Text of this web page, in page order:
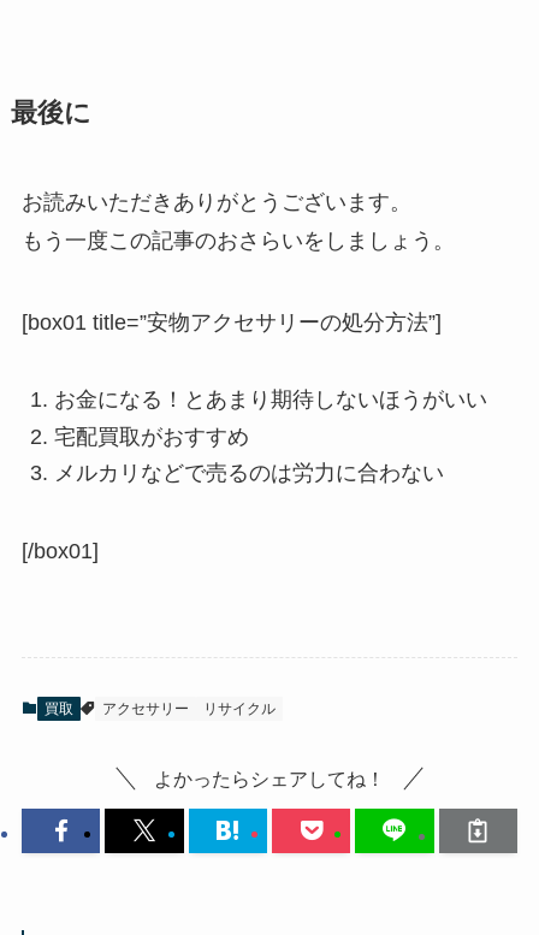
最後に
お読みいただきありがとうございます。
もう一度この記事のおさらいをしましょう。
[box01 title=”安物アクセサリーの処分方法”]
お金になる！とあまり期待しないほうがいい
宅配買取がおすすめ
メルカリなどで売るのは労力に合わない
[/box01]
買取 アクセサリー リサイクル
よかったらシェアしてね！